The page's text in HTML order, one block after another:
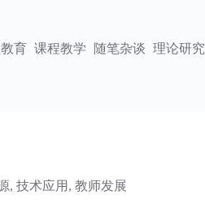
育 课程教学 随笔杂谈 理论研究
, 技术应用 , 教师发展